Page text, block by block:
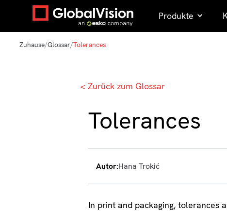
Produkte
Zuhause/Glossar/Tolerances
< Zurück zum Glossar
Tolerances
Autor:Hana Trokić
In print and packaging, tolerances